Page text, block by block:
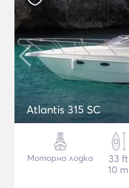
Atlantis 315 SC
Моторна лодка
33 ft
10 m